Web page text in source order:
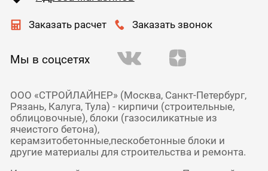
Заказать расчет Заказать звонок
Мы в соцсетях
ООО «СТРОЙЛАЙНЕР» (Москва, Санкт-Петербург,
Рязань, Калуга, Тула) - кирпичи (строительные,
облицовочные), блоки (газосиликатные из
ячеистого бетона),
керамзитобетонные,пескобетонные блоки и
другие материалы для строительства и ремонта.